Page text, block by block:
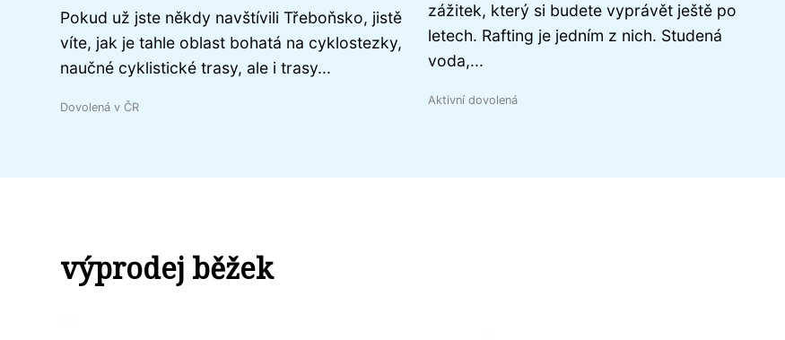
Pokud už jste někdy navštívili Třeboňsko, jistě
víte, jak je tahle oblast bohatá na cyklostezky,
naučné cyklistické trasy, ale i trasy...
Dovolená v ČR
zážitek, který si budete vyprávět ještě po
letech. Rafting je jedním z nich. Studená
voda,...
Aktivní dovolená
výprodej běžek